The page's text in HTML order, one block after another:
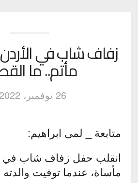
زفاف شاب في
مأتم.. ما
26 نوفمبر، 2022
متابعة _ لمى ابراهيم:
انقلب حفل زفاف شاب في
مأساة، عندما توفيت والدته